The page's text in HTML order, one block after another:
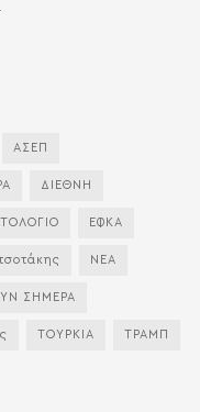
ΑΣΕΠ
ΔΙΕΘΝΗ
ΕΦΚΑ
ΝΕΑ
ΣΗΜΕΡΑ
ΤΟΥΡΚΙΑ ΤΡΑΜΠ